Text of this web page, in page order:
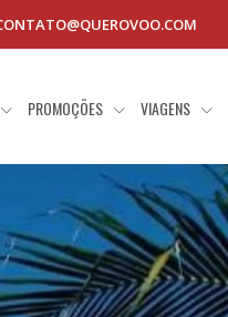
PROMOÇÕES VIAGENS